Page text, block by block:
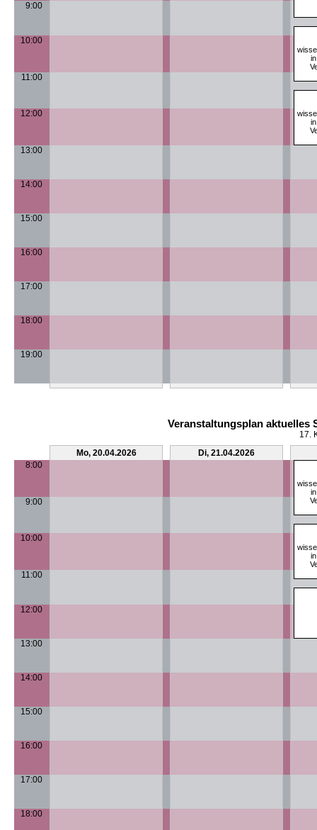
9:00
10:00
11:00
12:00
13:00
14:00
15:00
16:00
17:00
18:00
19:00
Veranstaltungsplan aktuelles
17.
Mo, 20.04.2026
Di, 21.04.2026
8:00
9:00
10:00
11:00
12:00
13:00
14:00
15:00
16:00
17:00
18:00